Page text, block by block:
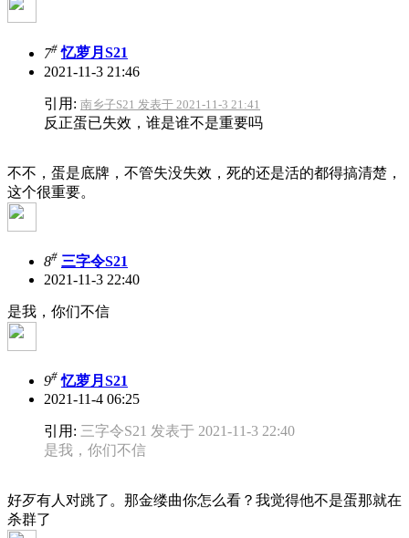
7# 忆萝月S21
2021-11-3 21:46
引用: 南乡子S21 发表于 2021-11-3 21:41
反正蛋已失效，谁是谁不是重要吗
不不，蛋是底牌，不管失没失效，死的还是活的都得搞清楚，
这个很重要。
8# 三字令S21
2021-11-3 22:40
是我，你们不信
9# 忆萝月S21
2021-11-4 06:25
引用: 三字令S21 发表于 2021-11-3 22:40
是我，你们不信
好歹有人对跳了。那金缕曲你怎么看？我觉得他不是蛋那就在
杀群了